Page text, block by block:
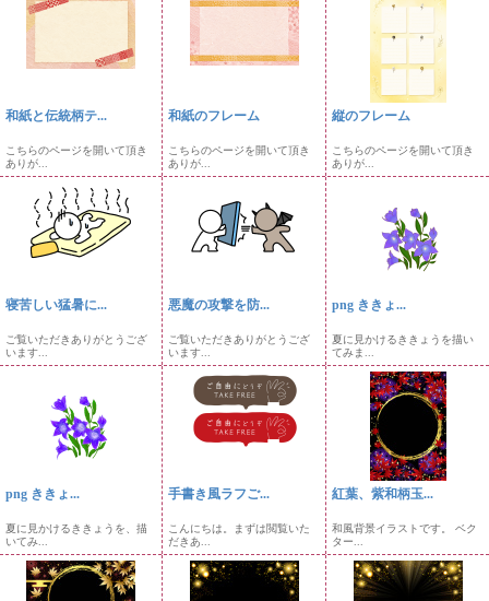
和紙と伝統柄テ...
こちらのページを開いて頂き
ありが...
和紙のフレーム
こちらのページを開いて頂き
ありが...
縦のフレーム
こちらのページを開いて頂き
ありが...
寝苦しい猛暑に...
ご覧いただきありがとうござ
います...
悪魔の攻撃を防...
ご覧いただきありがとうござ
います...
png ききょ...
夏に見かけるききょうを描い
てみま...
png ききょ...
夏に見かけるききょうを、描
いてみ...
手書き風ラフご...
こんにちは。まずは閲覧いた
だきあ...
紅葉、紫和柄玉...
和風背景イラストです。 ベク
ター...